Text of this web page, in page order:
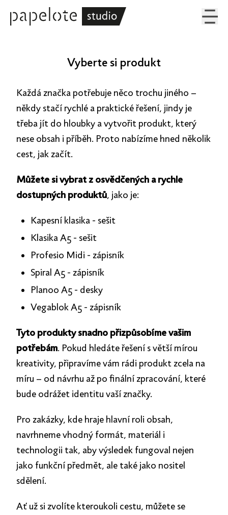
Vyberte si produkt
Každá značka potřebuje něco trochu jiného –
někdy stačí rychlé a praktické řešení, jindy je
třeba jít do hloubky a vytvořit produkt, který
nese obsah i příběh. Proto nabízíme hned několik
cest, jak začít.
Můžete si vybrat z osvědčených a rychle
dostupných produktů, jako je:
Kapesní klasika - sešit
Klasika A5 - sešit
Profesio Midi - zápisník
Spiral A5 - zápisník
Planoo A5 - desky
Vegablok A5 - zápisník
Tyto produkty snadno přizpůsobíme vašim
potřebám. Pokud hledáte řešení s větší mírou
kreativity, připravíme vám rádi produkt zcela na
míru – od návrhu až po finální zpracování, které
bude odrážet identitu vaší značky.
Pro zakázky, kde hraje hlavní roli obsah,
navrhneme vhodný formát, materiál i
technologii tak, aby výsledek fungoval nejen
jako funkční předmět, ale také jako nositel
sdělení.
Ať už si zvolíte kteroukoli cestu, můžete se